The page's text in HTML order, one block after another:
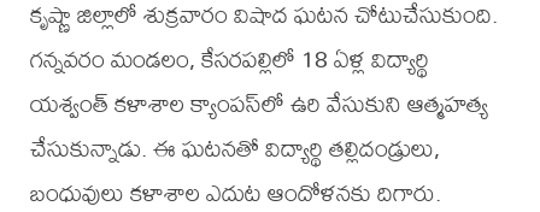
కృష్ణా జిల్లాలో శుక్రవారం విషాద ఘటన చోటుచేసుకుంది.
గన్నవరం మండలం, కేసరపల్లిలో 18 ఏళ్ల విద్యార్థి
యశ్వంత్ కళాశాల క్యాంపస్‌లో ఉరి వేసుకుని ఆత్మహత్య
చేసుకున్నాడు. ఈ ఘటనతో విద్యార్థి తల్లిదండ్రులు,
బంధువులు కళాశాల ఎదుట ఆందోళనకు దిగారు.